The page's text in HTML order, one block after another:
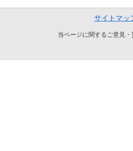
サイトマッ
当ページに関するご意見